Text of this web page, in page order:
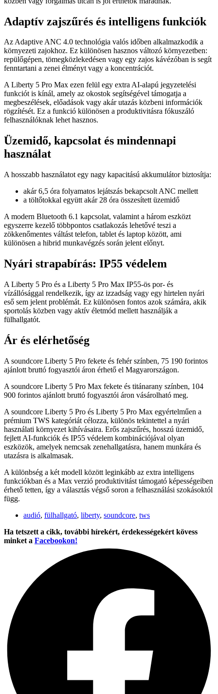
Adaptív zajszűrés és intelligens funkciók
Az Adaptive ANC 4.0 technológia valós időben alkalmazkodik a
környezeti zajokhoz. Ez különösen hasznos változó környezetben:
repülőgépen, tömegközlekedésen vagy egy zajos kávézóban is segít
fenntartani a zenei élményt vagy a koncentrációt.
A Liberty 5 Pro Max ezen felül egy extra AI-alapú jegyzetelési
funkciót is kínál, amely az okostok segítségével támogatja a
megbeszélések, előadások vagy akár utazás közbeni információk
rögzítését. Ez a funkció különösen a produktivitásra fókuszáló
felhasználóknak lehet hasznos.
Üzemidő, kapcsolat és mindennapi
használat
A hosszabb használatot egy nagy kapacitású akkumulátor biztosítja:
akár 6,5 óra folyamatos lejátszás bekapcsolt ANC mellett
a töltőtokkal együtt akár 28 óra összesített üzemidő
A modern Bluetooth 6.1 kapcsolat, valamint a három eszközt
egyszerre kezelő többpontos csatlakozás lehetővé teszi a
zökkenőmentes váltást telefon, tablet és laptop között, ami
különösen a hibrid munkavégzés során jelent előnyt.
Nyári strapabírás: IP55 védelem
A Liberty 5 Pro és a Liberty 5 Pro Max IP55-ös por- és
vízállósággal rendelkezik, így az izzadság vagy egy hirtelen nyári
eső sem jelent problémát. Ez különösen fontos azok számára, akik
sportolás közben vagy aktív életmód mellett használják a
fülhallgatót.
Ár és elérhetőség
A soundcore Liberty 5 Pro fekete és fehér színben, 75 190 forintos
ajánlott bruttó fogyasztói áron érhető el Magyarországon.
A soundcore Liberty 5 Pro Max fekete és titánarany színben, 104
900 forintos ajánlott bruttó fogyasztói áron vásárolható meg.
A soundcore Liberty 5 Pro és Liberty 5 Pro Max egyértelműen a
prémium TWS kategóriát célozza, különös tekintettel a nyári
használati környezet kihívásaira. Erős zajszűrés, hosszú üzemidő,
fejlett AI-funkciók és IP55 védelem kombinációjával olyan
eszközök, amelyek nemcsak zenehallgatásra, hanem munkára és
utazásra is alkalmasak.
A különbség a két modell között leginkább az extra intelligens
funkciókban és a Max verzió produktivitást támogató képességeiben
érhető tetten, így a választás végső soron a felhasználási szokásoktól
függ.
audió, fülhallgató, liberty, soundcore, tws
Ha tetszett a cikk, további hírekért, érdekességekért kövess
minket a Facebookon!